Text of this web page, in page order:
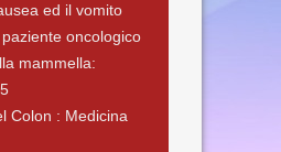
ed il vomito
oncologico
mammella:
Colon : Medicina